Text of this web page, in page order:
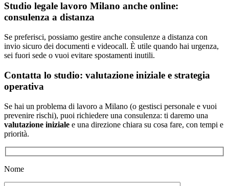
Studio legale lavoro Milano anche online:
consulenza a distanza
Se preferisci, possiamo gestire anche consulenze a distanza con
invio sicuro dei documenti e videocall. È utile quando hai urgenza,
sei fuori sede o vuoi evitare spostamenti inutili.
Contatta lo studio: valutazione iniziale e strategia
operativa
Se hai un problema di lavoro a Milano (o gestisci personale e vuoi
prevenire rischi), puoi richiedere una consulenza: ti daremo una
valutazione iniziale e una direzione chiara su cosa fare, con tempi e
priorità.
Nome